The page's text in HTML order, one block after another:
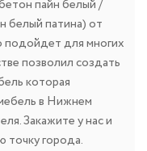
пайн белый /
патина) от
подойдет для многих
позволил создать
которая
в Нижнем
Закажите у нас и
точку города.